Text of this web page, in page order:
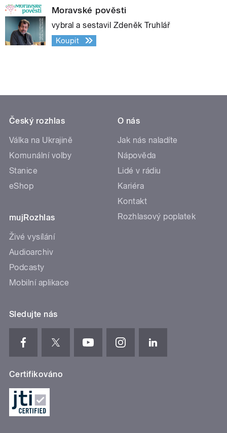
Moravské pověsti
vybral a sestavil Zdeněk Truhlář
Koupit
Český rozhlas
Válka na Ukrajině
Komunální volby
Stanice
eShop
mujRozhlas
Živé vysílání
Audioarchiv
Podcasty
Mobilní aplikace
O nás
Jak nás naladíte
Nápověda
Lidé v rádiu
Kariéra
Kontakt
Rozhlasový poplatek
Sledujte nás
Certifikováno